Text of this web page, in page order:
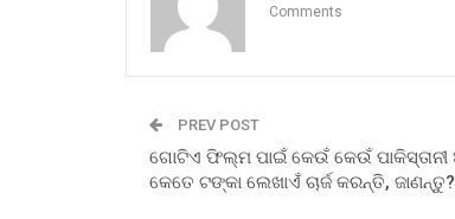
Comments
PREV POST
ଗୋଟିଏ ଫିଲ୍ମ ପାଇଁ କେଉଁ କେଉଁ ପାକିସ୍ତାନୀ
କେତେ ଟଙ୍କା ଲେଖାଏଁ ଚାର୍ଜ କରନ୍ତି, ଜାଣନ୍ତୁ?